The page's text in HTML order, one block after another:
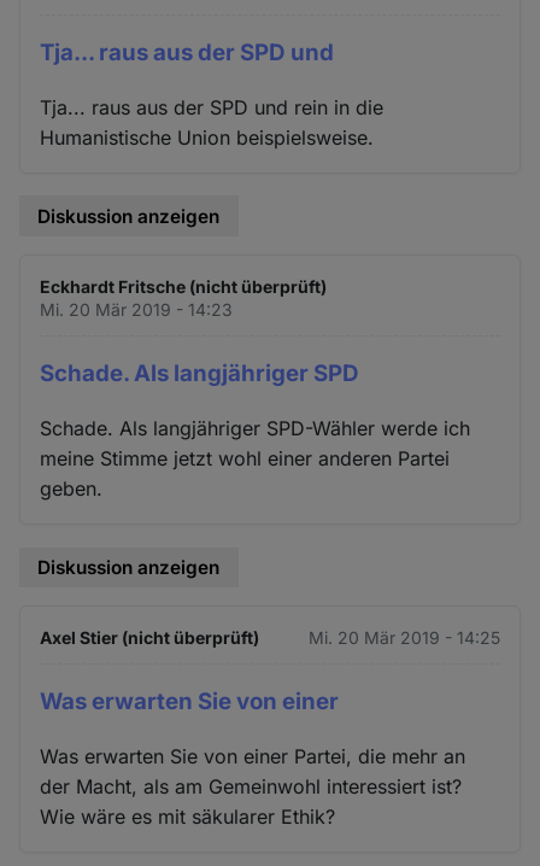
Tja... raus aus der SPD und
Tja... raus aus der SPD und rein in die
Humanistische Union beispielsweise.
Diskussion anzeigen
Eckhardt Fritsche (nicht überprüft)
Mi. 20 Mär 2019 - 14:23
Schade. Als langjähriger SPD
Schade. Als langjähriger SPD-Wähler werde ich
meine Stimme jetzt wohl einer anderen Partei
geben.
Diskussion anzeigen
Axel Stier (nicht überprüft) Mi. 20 Mär 2019 - 14:25
Was erwarten Sie von einer
Was erwarten Sie von einer Partei, die mehr an
der Macht, als am Gemeinwohl interessiert ist?
Wie wäre es mit säkularer Ethik?